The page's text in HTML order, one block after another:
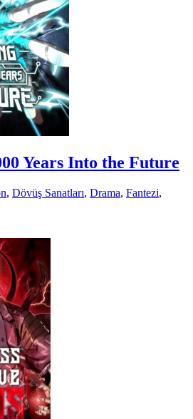
Years Into the Future
, Dövüş Sanatları, Drama, Fantezi,